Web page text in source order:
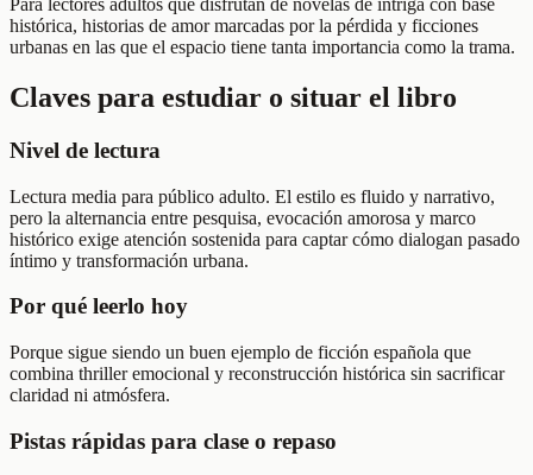
Para lectores adultos que disfrutan de novelas de intriga con base
histórica, historias de amor marcadas por la pérdida y ficciones
urbanas en las que el espacio tiene tanta importancia como la trama.
Claves para estudiar o situar el libro
Nivel de lectura
Lectura media para público adulto. El estilo es fluido y narrativo,
pero la alternancia entre pesquisa, evocación amorosa y marco
histórico exige atención sostenida para captar cómo dialogan pasado
íntimo y transformación urbana.
Por qué leerlo hoy
Porque sigue siendo un buen ejemplo de ficción española que
combina thriller emocional y reconstrucción histórica sin sacrificar
claridad ni atmósfera.
Pistas rápidas para clase o repaso